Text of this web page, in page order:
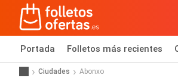
Portada Folletos más recientes
Ciudades Abonxo